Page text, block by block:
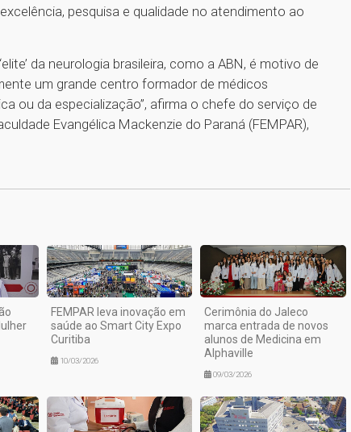
pesquisa e qualidade no atendimento ao
da neurologia brasileira, como a ABN, é motivo de
um grande centro formador de médicos
ou da especialização”, afirma o chefe do serviço de
Evangélica Mackenzie do Paraná (FEMPAR),
FEMPAR leva inovação em
saúde ao Smart City Expo
Curitiba
10/03/2026
Cerimônia do Jaleco
marca entrada de novos
alunos de Medicina em
Alphaville
09/03/2026